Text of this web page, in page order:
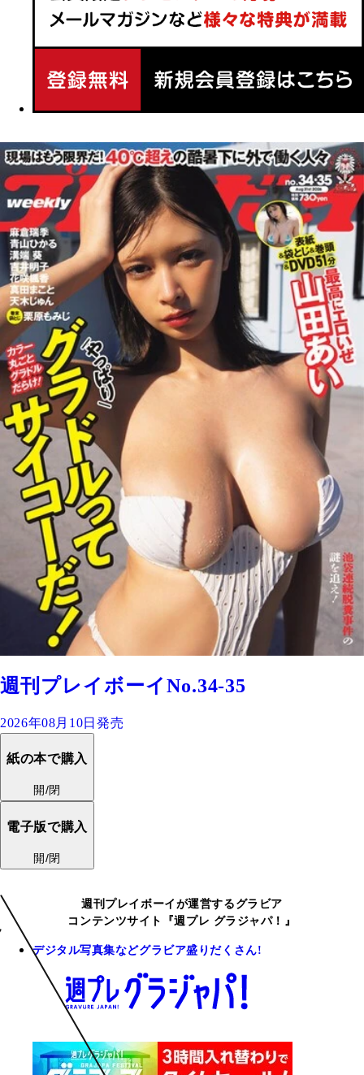
週刊プレイボーイNo.34-35
2026年08月10日発売
紙の本で購入
開/閉
電子版で購入
開/閉
週刊プレイボーイが運営するグラビア
コンテンツサイト『週プレ グラジャパ！』
デジタル写真集などグラビア盛りだくさん!